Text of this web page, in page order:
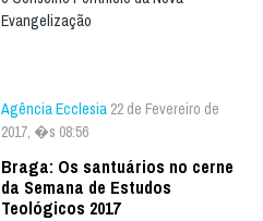
Evangelização
Agência Ecclesia 22 de Fevereiro de
2017, �s 08:56
Braga: Os santuários no cerne
da Semana de Estudos
Teológicos 2017